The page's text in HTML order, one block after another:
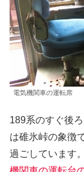
電気機関車の運転席
189系のすぐ後
は碓氷峠の象徴
過ごしています。